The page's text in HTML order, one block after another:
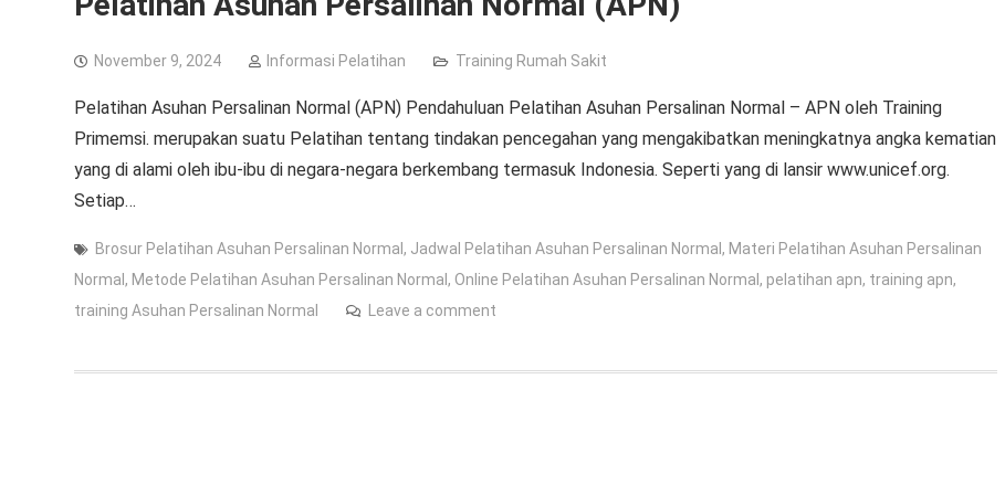
November 9, 2024 Informasi Pelatihan Training Rumah Sakit
Pelatihan Asuhan Persalinan Normal (APN) Pendahuluan Pelatihan Asuhan Persalinan Normal – APN oleh Training
Primemsi. merupakan suatu Pelatihan tentang tindakan pencegahan yang mengakibatkan meningkatnya angka kematian
yang di alami oleh ibu-ibu di negara-negara berkembang termasuk Indonesia. Seperti yang di lansir www.unicef.org.
Setiap…
Brosur Pelatihan Asuhan Persalinan Normal , Jadwal Pelatihan Asuhan Persalinan Normal , Materi Pelatihan Asuhan Persalinan
Normal , Metode Pelatihan Asuhan Persalinan Normal , Online Pelatihan Asuhan Persalinan Normal , pelatihan apn, training apn,
training Asuhan Persalinan Normal
Leave a comment